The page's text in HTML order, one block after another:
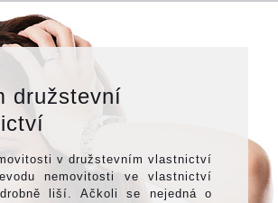
družstevní
v družstevním vlastnictví
nemovitosti ve vlastnictví
liší. Ačkoli se nejedná o